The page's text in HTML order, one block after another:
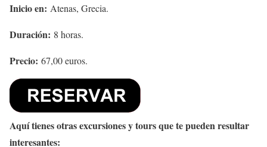
Inicio en: Atenas, Grecia.
Duración: 8 horas.
Precio: 67,00 euros.
Aquí tienes otras excursiones y tours que te pueden resultar
interesantes: